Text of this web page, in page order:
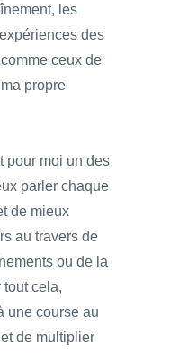
les
des
ceux de
propre
pour moi un des
parler chaque
de mieux
au travers de
ou de la
tout cela,
une course au
de multiplier